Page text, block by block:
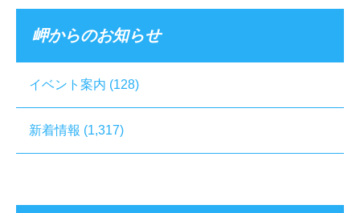
岬からのお知らせ
イベント案内 (128)
新着情報 (1,317)